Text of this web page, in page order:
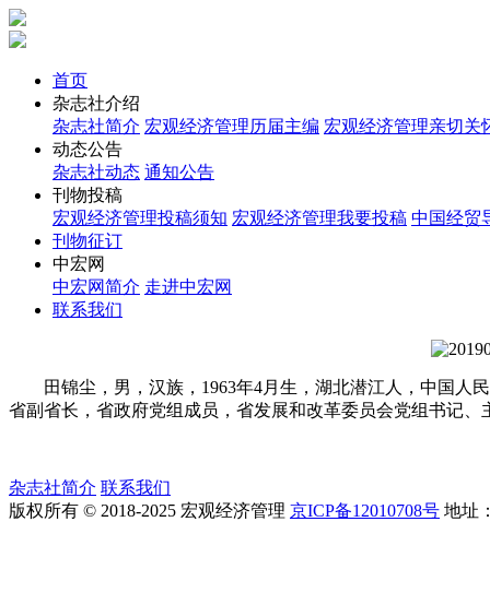
首页
杂志社介绍
杂志社简介 宏观经济管理历届主编 宏观经济管理亲切关
动态公告
杂志社动态 通知公告
刊物投稿
宏观经济管理投稿须知 宏观经济管理我要投稿 中国经贸
刊物征订
中宏网
中宏网简介 走进中宏网
联系我们
田锦尘，男，汉族，1963年4月生，湖北潜江人，中国人
省副省长，省政府党组成员，省发展和改革委员会党组书记、
杂志社简介 联系我们
版权所有 © 2018-2025 宏观经济管理 京ICP备12010708号 地址